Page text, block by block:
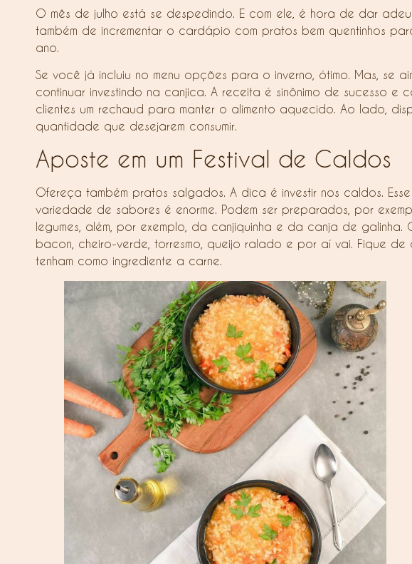
O mês de julho está se despedindo. E com ele, é hora de dar
também de incrementar o cardápio com pratos bem quentinhos
ano.
Se você já incluiu no menu opções para o inverno, ótimo. Mas, se
continuar investindo na canjica. A receita é sinônimo de sucesso
clientes um rechaud para manter o alimento aquecido. Ao lado,
quantidade que desejarem consumir.
Aposte em um Festival de Caldos
Ofereça também pratos salgados. A dica é investir nos caldos.
variedade de sabores é enorme. Podem ser preparados, por
legumes, além, por exemplo, da canjiquinha e da canja de
bacon, cheiro-verde, torresmo, queijo ralado e por aí vai. Fique
tenham como ingrediente a carne.